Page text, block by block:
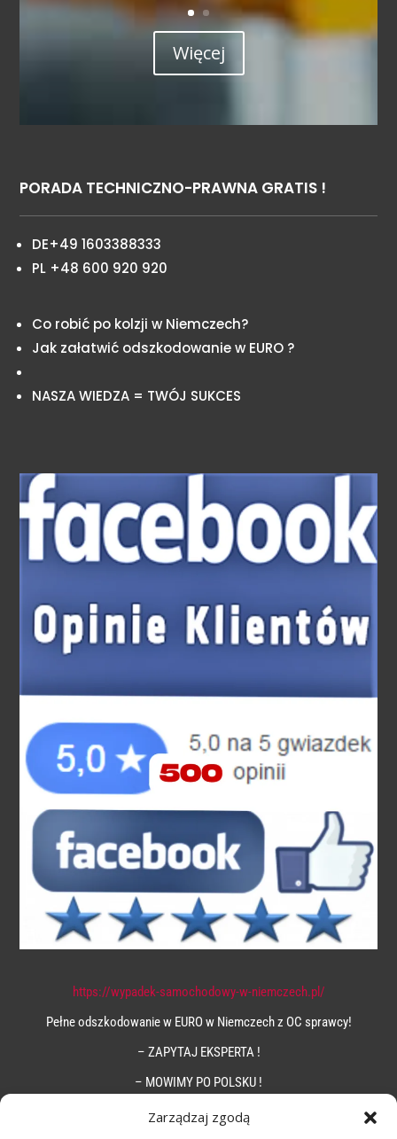
Zarządzaj zgodą
Więcej
PORADA TECHNICZNO-PRAWNA GRATIS !
DE+49 1603388333
PL +48 600 920 920
Co robić po kolzji w Niemczech?
Jak załatwić odszkodowanie w EURO ?
NASZA WIEDZA = TWÓJ SUKCES
https://wypadek-samochodowy-w-niemczech.pl/
Pełne odszkodowanie w EURO w Niemczech z OC sprawcy!
– ZAPYTAJ EKSPERTA !
– MOWIMY PO POLSKU !